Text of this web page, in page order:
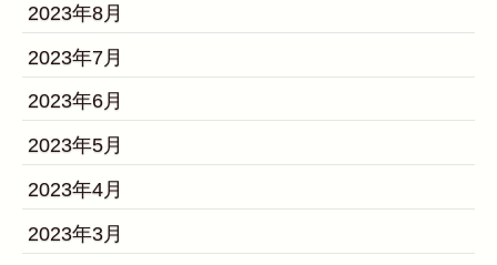
2023年8月
2023年7月
2023年6月
2023年5月
2023年4月
2023年3月